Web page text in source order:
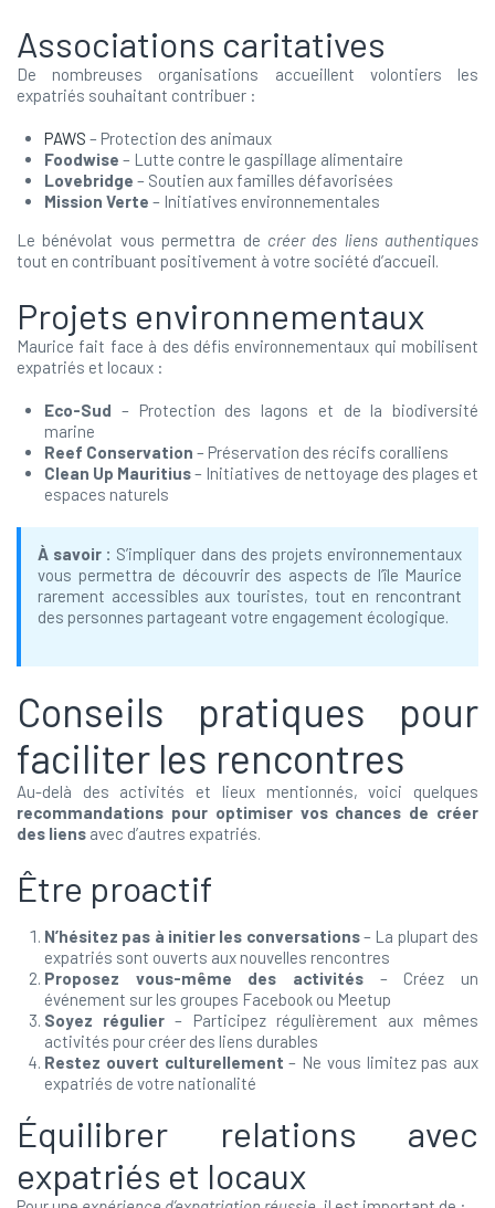
Associations caritatives
De nombreuses organisations accueillent volontiers les
expatriés souhaitant contribuer :
PAWS – Protection des animaux
Foodwise – Lutte contre le gaspillage alimentaire
Lovebridge – Soutien aux familles défavorisées
Mission Verte – Initiatives environnementales
Le bénévolat vous permettra de créer des liens authentiques
tout en contribuant positivement à votre société d’accueil.
Projets environnementaux
Maurice fait face à des défis environnementaux qui mobilisent
expatriés et locaux :
Eco-Sud – Protection des lagons et de la biodiversité
marine
Reef Conservation – Préservation des récifs coralliens
Clean Up Mauritius– Initiatives de nettoyage des plages et
espaces naturels
À savoir : S’impliquer dans des projets environnementaux
vous permettra de découvrir des aspects de l’île Maurice
rarement accessibles aux touristes, tout en rencontrant
des personnes partageant votre engagement écologique.
Conseils pratiques pour
faciliter les rencontres
Au-delà des activités et lieux mentionnés, voici quelques
recommandations pour optimiser vos chances de créer
des liens avec d’autres expatriés.
Être proactif
N’hésitez pas à initier les conversations– La plupart des
expatriés sont ouverts aux nouvelles rencontres
Proposez vous-même des activités – Créez un
événement sur les groupes Facebook ou Meetup
Soyez régulier – Participez régulièrement aux mêmes
activités pour créer des liens durables
Restez ouvert culturellement – Ne vous limitez pas aux
expatriés de votre nationalité
Équilibrer relations avec
expatriés et locaux